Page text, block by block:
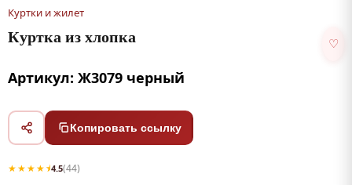
Куртки и жилет
Куртка из хлопка ♡
Артикул: Ж3079 черный
Копировать ссылку
★★★★⯨4.5(44)